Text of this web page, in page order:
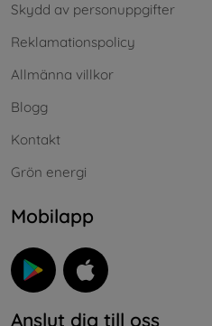
Skydd av personuppgifter
Reklamationspolicy
Allmänna villkor
Blogg
Kontakt
Grön energi
Mobilapp
Anslut dig till oss